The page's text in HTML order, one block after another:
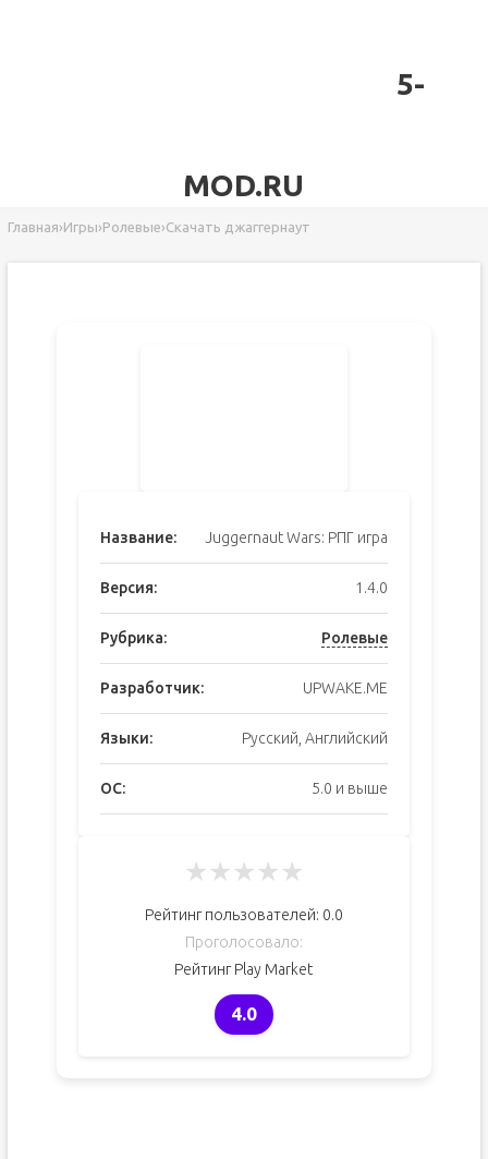
5-
MOD.RU
Главная›Игры›Ролевые›Скачать джаггернаут
Название: Juggernaut Wars: РПГ игра
Версия: 1.4.0
Рубрика: Ролевые
Разработчик: UPWAKE.ME
Языки: Русский, Английский
ОС: 5.0 и выше
★★★★★
Рейтинг пользователей: 0.0
Проголосовало:
Рейтинг Play Market
4.0